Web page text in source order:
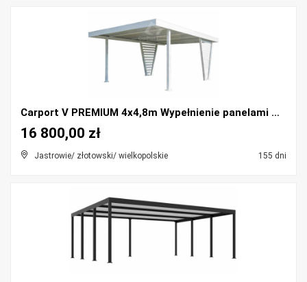
Carport V PREMIUM 4x4,8m Wypełnienie panelami Wiat...
Jastrowie/ złotowski/ wielkopolskie 155 dni
16 800,00 zł